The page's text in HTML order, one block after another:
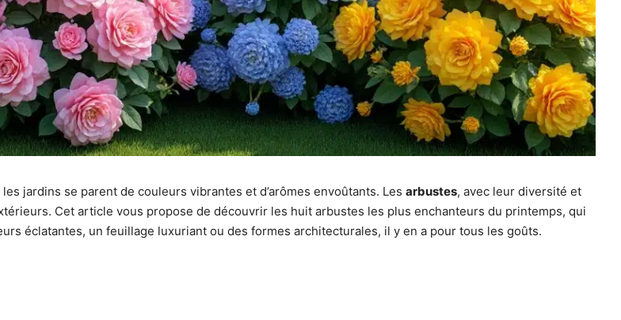
jardins se parent de couleurs vibrantes et d’arômes envoûtants. Les arbustes, avec leur diversité et
Cet article vous propose de découvrir les huit arbustes les plus enchanteurs du printemps, qui
éclatantes, un feuillage luxuriant ou des formes architecturales, il y en a pour tous les goûts.